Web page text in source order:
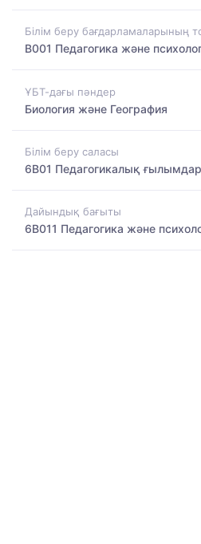
Білім беру бағдарламаларының
B001 Педагогика және
ҰБТ-дағы пәндер
Биология және География
Білім беру саласы
6B01 Педагогикалық ғылымдар
Дайындық бағыты
6B011 Педагогика және